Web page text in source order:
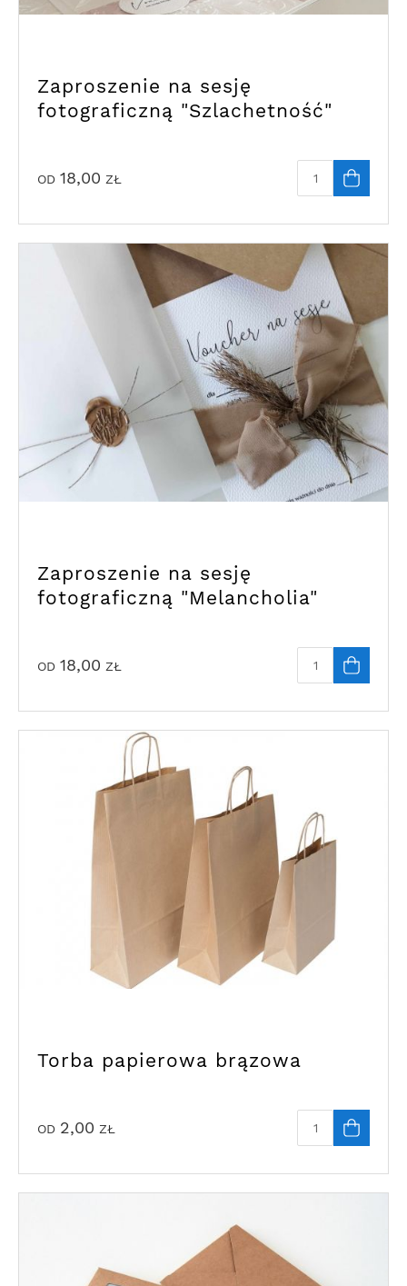
Zaproszenie na sesję
fotograficzną "Szlachetność"
OD 18,00 ZŁ
Zaproszenie na sesję
fotograficzną "Melancholia"
OD 18,00 ZŁ
Torba papierowa brązowa
OD 2,00 ZŁ